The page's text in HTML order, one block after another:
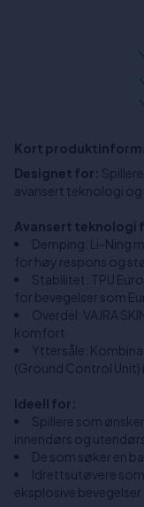
Kort
Designet for:
avansert teknologi og
Avansert teknologi
Demping: Li-Ning
for høy respons og
Stabilitet: TPU
for bevegelser som
Overdel: VAJRA
komfort
Yttersåle:
(Ground Control
Ideell for:
Spillere som
innendørs og
De som søker en
Idrettsutøvere
eksplosive bevegelser